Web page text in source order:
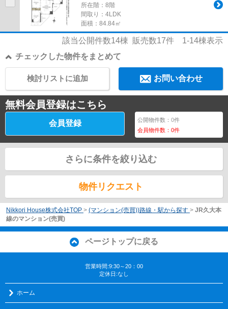
所在階：8階
間取り：4LDK
面積：84.84㎡
該当公開件数14棟 販売数17件 1-14棟表示
チェックした物件をまとめて
お問い合わせ
検討リストに追加
無料会員登録はこちら
会員登録 公開物件数：0件
会員物件数：0件
さらに条件を絞り込む
物件リクエスト
Nikkori House株式会社TOP > (マンション(売買))路線・駅から探す > JR久大本
線のマンション(売買)
ページトップに戻る
営業時間:9:30～20：00
定休日:なし
ホーム